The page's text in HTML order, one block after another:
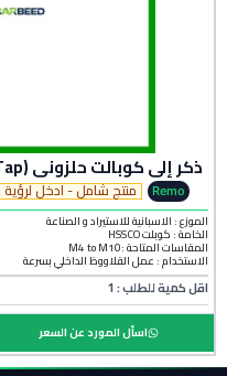
ذكر إلى كوبالت حلزوني (Spiral Cobalt Tap)
Remo منتج شامل - ادخل لرؤية
الموزع : الاسبانية للاستيراد و الصناعة
الخامة : كوبلت HSSCO
المقاسات المتاحة :M4 to M10
الاستخدام : عمل القلاووظ الداخلي بسرعة
اقل كمية للطلب : 1
اسأل المورد عن السعر